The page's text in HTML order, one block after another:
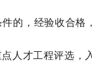
的，经验收合格
人才工程评选，